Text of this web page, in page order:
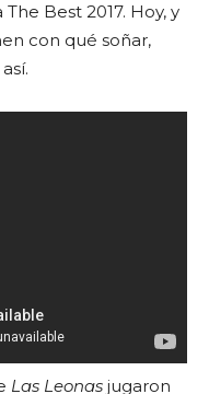
Best 2017. Hoy, y
con qué soñar,
Las Leonas jugaron